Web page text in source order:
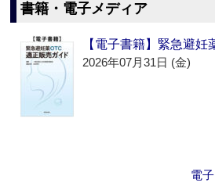
書籍・電子メディア
【電子書籍】緊急避
2026年07月31日 (金)
電